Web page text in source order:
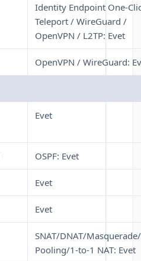
Identity Endpoint One-
Teleport / WireGuard /
OpenVPN / L2TP: Evet
OpenVPN / WireGuard:
Evet
OSPF: Evet
Evet
Evet
SNAT/DNAT/
Pooling/1-to-1 NAT: Evet